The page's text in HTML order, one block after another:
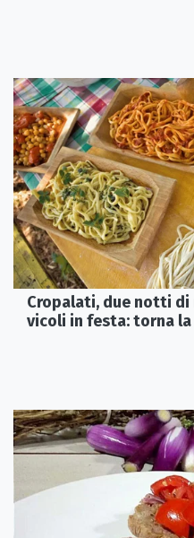
Cropalati, due notti di
vicoli in festa: torna la